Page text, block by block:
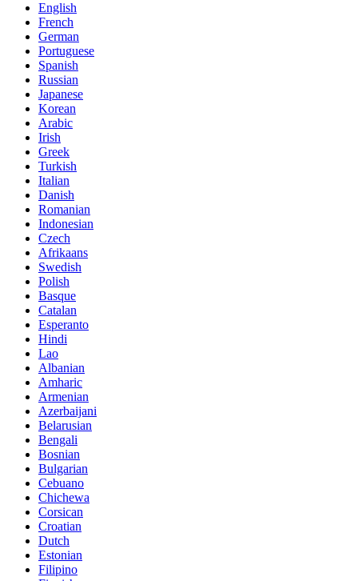
English
French
German
Portuguese
Spanish
Russian
Japanese
Korean
Arabic
Irish
Greek
Turkish
Italian
Danish
Romanian
Indonesian
Czech
Afrikaans
Swedish
Polish
Basque
Catalan
Esperanto
Hindi
Lao
Albanian
Amharic
Armenian
Azerbaijani
Belarusian
Bengali
Bosnian
Bulgarian
Cebuano
Chichewa
Corsican
Croatian
Dutch
Estonian
Filipino